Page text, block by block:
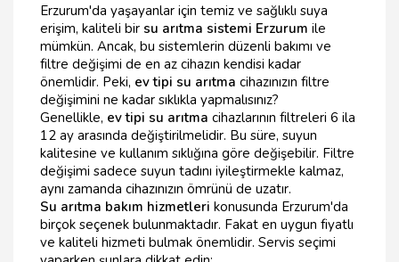
Erzurum'da yaşayanlar için temiz ve sağlıklı suya
erişim, kaliteli bir su arıtma sistemi Erzurum ile
mümkün. Ancak, bu sistemlerin düzenli bakımı ve
filtre değişimi de en az cihazın kendisi kadar
önemlidir. Peki, ev tipi su arıtma cihazınızın filtre
değişimini ne kadar sıklıkla yapmalısınız?
Genellikle, ev tipi su arıtma cihazlarının filtreleri 6 ila
12 ay arasında değiştirilmelidir. Bu süre, suyun
kalitesine ve kullanım sıklığına göre değişebilir. Filtre
değişimi sadece suyun tadını iyileştirmekle kalmaz,
aynı zamanda cihazınızın ömrünü de uzatır.
Su arıtma bakım hizmetleri konusunda Erzurum'da
birçok seçenek bulunmaktadır. Fakat en uygun fiyatlı
ve kaliteli hizmeti bulmak önemlidir. Servis seçimi